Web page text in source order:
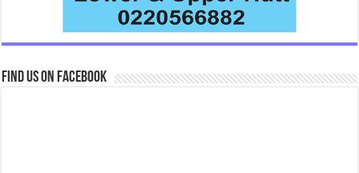
Find us on Facebook